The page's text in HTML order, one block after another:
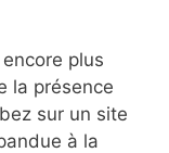
plus
la présence
sur un site
à la